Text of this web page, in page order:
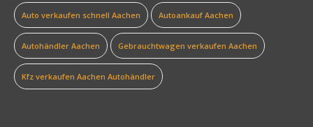
Auto verkaufen schnell Aachen Autoankauf Aachen
Autohändler Aachen Gebrauchtwagen verkaufen Aachen
Kfz verkaufen Aachen Autohändler